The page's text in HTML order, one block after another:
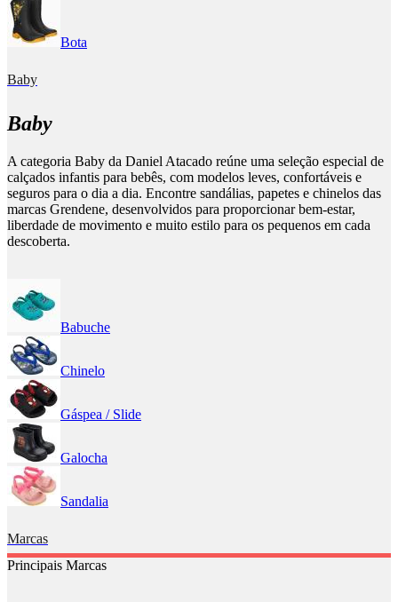
Bota
Baby
Baby
A categoria Baby da Daniel Atacado reúne uma seleção especial de
calçados infantis para bebês, com modelos leves, confortáveis e
seguros para o dia a dia. Encontre sandálias, papetes e chinelos das
marcas Grendene, desenvolvidos para proporcionar bem-estar,
liberdade de movimento e muito estilo para os pequenos em cada
descoberta.
Babuche
Chinelo
Gáspea / Slide
Galocha
Sandalia
Marcas
Principais Marcas